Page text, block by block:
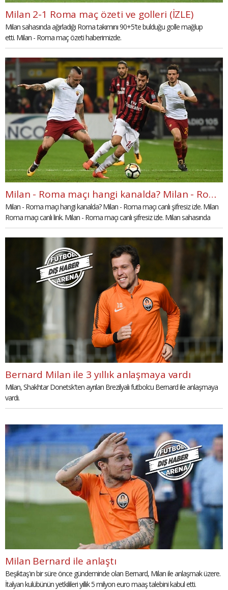
Milan 2-1 Roma maç özeti ve golleri (İZLE)
Milan sahasında ağırladığı Roma takımını 90+5'te bulduğu golle mağlup
etti. Milan - Roma maç özeti haberimizde.
Milan - Roma maçı hangi kanalda? Milan - Roma maçı canlı şifresiz izle (MİLAN ROMA CANLI)
Milan - Roma maçı hangi kanalda? Milan - Roma maçı canlı şifresiz izle. Milan
Roma maçı canlı link. Milan - Roma maçı canlı şifresiz izle. Milan sahasında
Roma ile karşılaşacak.
Bernard Milan ile 3 yıllık anlaşmaya vardı
Milan, Shakhtar Donetsk'ten ayrılan Brezilyalı futbolcu Bernard ile anlaşmaya
vardı.
Milan Bernard ile anlaştı
Beşiktaş'ın bir süre önce gündeminde olan Bernard, Milan ile anlaşmak üzere.
İtalyan kulübünün yetkilileri yıllık 5 milyon euro maaş talebini kabul etti.